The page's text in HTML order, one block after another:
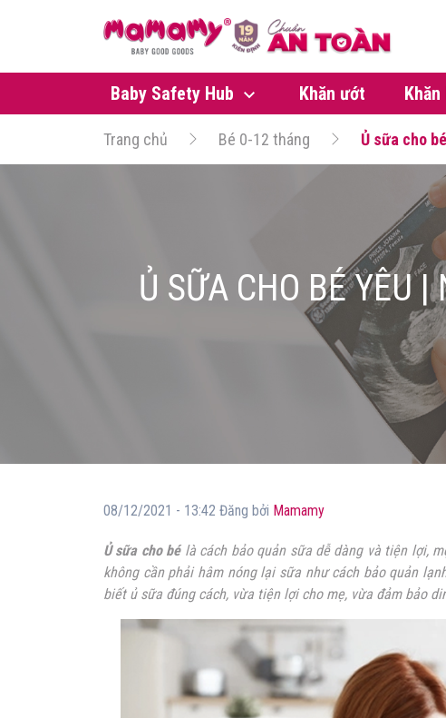
Baby Safety Hub Khăn ướt
Trang chủ Bé 0-12 tháng Ủ sữa cho
Ủ SỮA CHO BÉ YÊU
08/12/2021 - 13:42 Đăng bởi Mamamy
Ủ sữa cho bélà cách bảo quản sữa dễ dàng và tiện lợi,
không cần phải hâm nóng lại sữa như cách bảo quản
biết ủ sữa đúng cách, vừa tiện lợi cho mẹ, vừa đảm bảo